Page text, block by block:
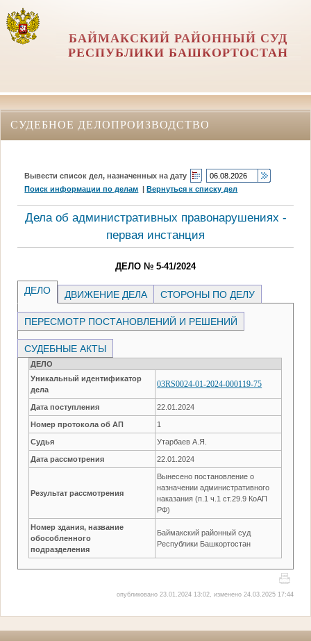
БАЙМАКСКИЙ РАЙОННЫЙ СУД
РЕСПУБЛИКИ БАШКОРТОСТАН
СУДЕБНОЕ ДЕЛОПРОИЗВОДСТВО
Вывести список дел, назначенных на дату
Поиск информации по делам |Вернуться к списку дел
Дела об административных правонарушениях -
первая инстанция
ДЕЛО № 5-41/2024
ДЕЛО ДВИЖЕНИЕ ДЕЛА СТОРОНЫ ПО ДЕЛУ
ПЕРЕСМОТР ПОСТАНОВЛЕНИЙ И РЕШЕНИЙ
СУДЕБНЫЕ АКТЫ
ДЕЛО
Уникальный идентификатор
дела
03RS0024-01-2024-000119-75
Дата поступления 22.01.2024
Номер протокола об АП 1
Судья Утарбаев А.Я.
Дата рассмотрения 22.01.2024
Результат рассмотрения
Вынесено постановление о
назначении административного
наказания (п.1 ч.1 ст.29.9 КоАП
РФ)
Номер здания, название
обособленного
подразделения
Баймакский районный суд
Республики Башкортостан
опубликовано 23.01.2024 13:02, изменено 24.03.2025 17:44